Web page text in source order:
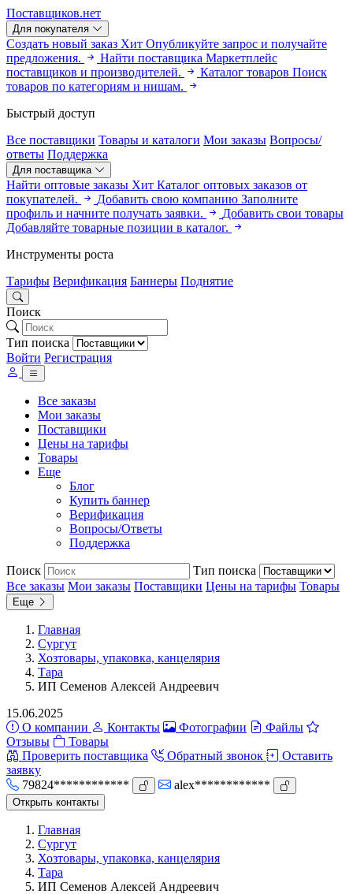
Поставщиков.нет
Для покупателя
Создать новый заказ Хит Опубликуйте запрос и получайте
предложения.
Найти поставщика Маркетплейс
поставщиков и производителей.
Каталог товаров Поиск
товаров по категориям и нишам.
Быстрый доступ
Все поставщики Товары и каталоги Мои заказы Вопросы/
ответы Поддержка
Для поставщика
Найти оптовые заказы Хит Каталог оптовых заказов от
покупателей.
Добавить свою компанию Заполните
профиль и начните получать заявки.
Добавить свои товары
Добавляйте товарные позиции в каталог.
Инструменты роста
Тарифы Верификация Баннеры Поднятие
Поиск
Тип поиска
Войти Регистрация
Все заказы
Мои заказы
Поставщики
Цены на тарифы
Товары
Еще
Блог
Купить баннер
Верификация
Вопросы/Ответы
Поддержка
Поиск
Тип поиска
Все заказы Мои заказы Поставщики Цены на тарифы Товары
Еще
Главная
Сургут
Хозтовары, упаковка, канцелярия
Тара
ИП Семенов Алексей Андреевич
15.06.2025
О компании
Контакты Фотографии
Файлы
Отзывы
Товары
Проверить поставщика
Обратный звонок
Оставить
заявку
79824************
alex************
Открыть контакты
Главная
Сургут
Хозтовары, упаковка, канцелярия
Тара
ИП Семенов Алексей Андреевич